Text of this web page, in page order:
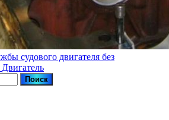
судового двигателя без
Двигатель